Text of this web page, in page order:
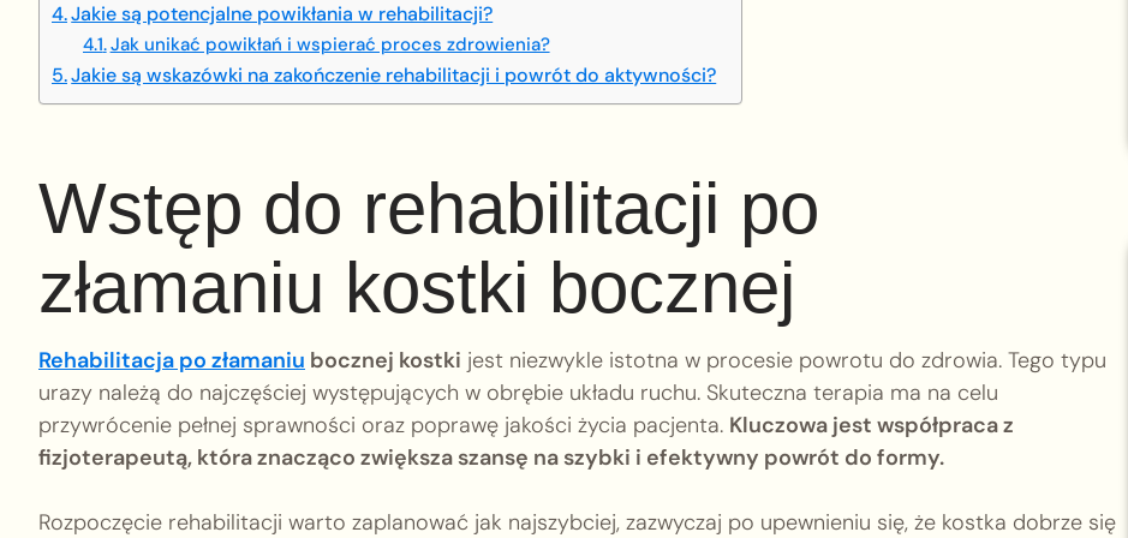
Jakie są potencjalne powikłania w rehabilitacji?
Jak unikać powikłań i wspierać proces zdrowienia?
Jakie są wskazówki na zakończenie rehabilitacji i powrót do aktywności?
Wstęp do rehabilitacji po
złamaniu kostki bocznej
Rehabilitacja po złamaniu bocznej kostki jest niezwykle istotna w procesie powrotu do zdrowia. Tego typu
urazy należą do najczęściej występujących w obrębie układu ruchu. Skuteczna terapia ma na celu
przywrócenie pełnej sprawności oraz poprawę jakości życia pacjenta. Kluczowa jest współpraca z
fizjoterapeutą, która znacząco zwiększa szansę na szybki i efektywny powrót do formy.
Rozpoczęcie rehabilitacji warto zaplanować jak najszybciej, zazwyczaj po upewnieniu się, że kostka dobrze się